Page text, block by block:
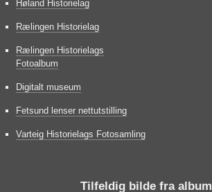
Høland Historielag
Rælingen Historielag
Rælingen Historielags
Fotoalbum
Digitalt museum
Fetsund lenser nettutstilling
Varteig Historielags Fotosamling
Tilfeldig bilde fra album